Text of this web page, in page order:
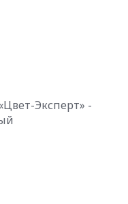
Эксперт» -